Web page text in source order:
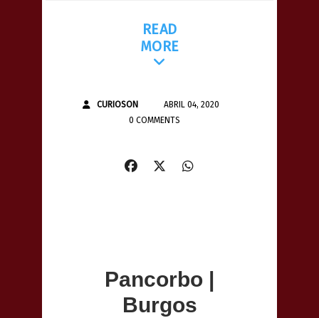
READ
MORE
CURIOSON
ABRIL 04, 2020
0 COMMENTS
Pancorbo |
Burgos